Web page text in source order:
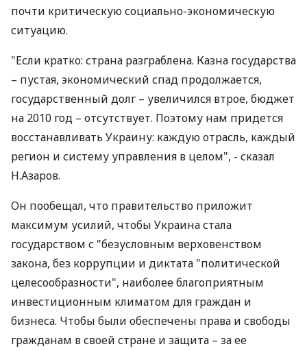
почти критическую социально-экономическую
ситуацию.
"Если кратко: страна разграблена. Казна государства
– пустая, экономический спад продолжается,
государственный долг – увеличился втрое, бюджет
на 2010 год – отсутствует. Поэтому нам придется
восстанавливать Украину: каждую отрасль, каждый
регион и систему управления в целом", - сказал
Н.Азаров.
Он пообещал, что правительство приложит
максимум усилий, чтобы Украина стала
государством с "безусловным верховенством
закона, без коррупции и диктата "политической
целесообразности", наиболее благоприятным
инвестиционным климатом для граждан и
бизнеса. Чтобы были обеспечены права и свободы
гражданам в своей стране и защита – за ее